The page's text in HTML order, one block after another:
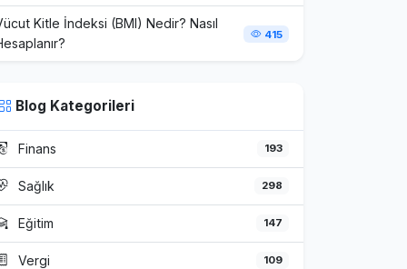
Kitle İndeksi (BMI) Nedir? Nasıl
415
Blog Kategorileri
Finans 193
Sağlık 298
Eğitim 147
Vergi 109